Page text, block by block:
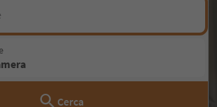
Cerca